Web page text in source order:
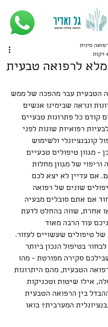
לרפואה טבעית
סינית
הטבעית עבר מהפכה של ממש
ונראה שבימינו אנשים
קודם כל פתרונות טבעיים
רפואיות שונות לפני
קונבנציונלי ולשימוש
– מגוון טיפולים טבעיים
וריפוי של מגוון מחלות
אם עדיין לא יצא לכם
שונים של רפואה
אם אתם סובלים מבעיה
אחרת, שווה בהחלט לדעת
עוד הרבה מאוד
של טיפולים שעשויים לעזור.
בטיפול הנכון ביותר
סקירה מפורטת – מהו
הטבעית, מהם היתרונות
אילו שיטות וטכניקות
בין הרפואה הטבעית
המערבית? בואו